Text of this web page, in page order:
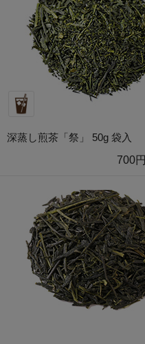
深蒸し煎茶「祭」 50g 袋入
700円